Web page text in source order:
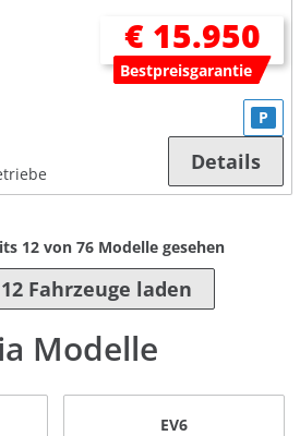
€ 15.950
Bestpreisgarantie
P
Details
12von 76Modelle gesehen
Fahrzeuge laden
Modelle
EV6